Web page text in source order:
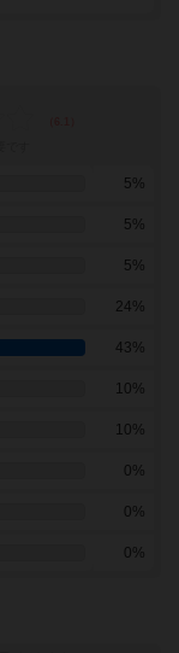
5%
5%
5%
24%
43%
10%
10%
0%
0%
0%